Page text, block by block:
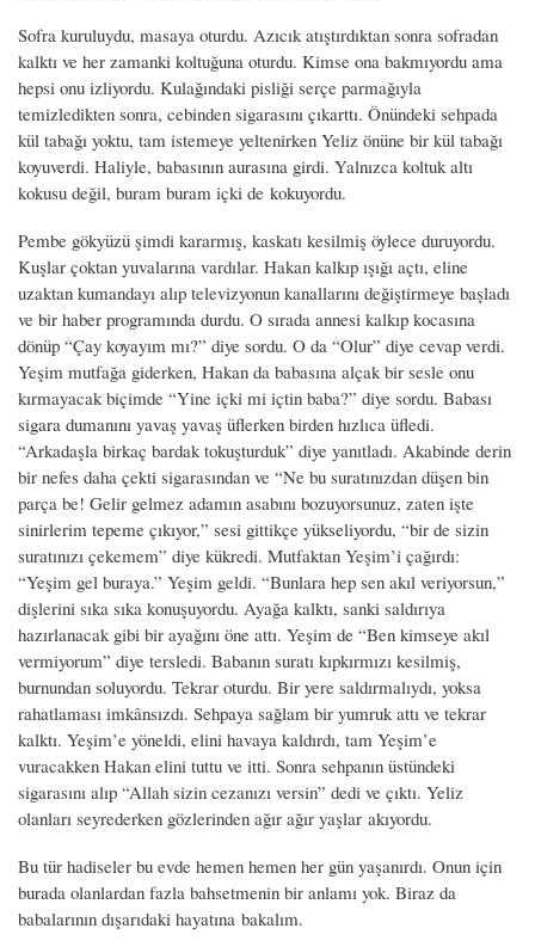
Sofra kuruluydu, masaya oturdu. Azıcık atıştırdıktan sonra sofradan
kalktı ve her zamanki koltuğuna oturdu. Kimse ona bakmıyordu ama
hepsi onu izliyordu. Kulağındaki pisliği serçe parmağıyla
temizledikten sonra, cebinden sigarasını çıkarttı. Önündeki sehpada
kül tabağı yoktu, tam istemeye yeltenirken Yeliz önüne bir kül tabağı
koyuverdi. Haliyle, babasının aurasına girdi. Yalnızca koltuk altı
kokusu değil, buram buram içki de kokuyordu.
Pembe gökyüzü şimdi kararmış, kaskatı kesilmiş öylece duruyordu.
Kuşlar çoktan yuvalarına vardılar. Hakan kalkıp ışığı açtı, eline
uzaktan kumandayı alıp televizyonun kanallarını değiştirmeye başladı
ve bir haber programında durdu. O sırada annesi kalkıp kocasına
dönüp “Çay koyayım mı?” diye sordu. O da “Olur” diye cevap verdi.
Yeşim mutfağa giderken, Hakan da babasına alçak bir sesle onu
kırmayacak biçimde “Yine içki mi içtin baba?” diye sordu. Babası
sigara dumanını yavaş yavaş üflerken birden hızlıca üfledi.
“Arkadaşla birkaç bardak tokuşturduk” diye yanıtladı. Akabinde derin
bir nefes daha çekti sigarasından ve “Ne bu suratınızdan düşen bin
parça be! Gelir gelmez adamın asabını bozuyorsunuz, zaten işte
sinirlerim tepeme çıkıyor,” sesi gittikçe yükseliyordu, “bir de sizin
suratınızı çekemem” diye kükredi. Mutfaktan Yeşim’i çağırdı:
“Yeşim gel buraya.” Yeşim geldi. “Bunlara hep sen akıl veriyorsun,”
dişlerini sıka sıka konuşuyordu. Ayağa kalktı, sanki saldırıya
hazırlanacak gibi bir ayağını öne attı. Yeşim de “Ben kimseye akıl
vermiyorum” diye tersledi. Babanın suratı kıpkırmızı kesilmiş,
burnundan soluyordu. Tekrar oturdu. Bir yere saldırmalıydı, yoksa
rahatlaması imkânsızdı. Sehpaya sağlam bir yumruk attı ve tekrar
kalktı. Yeşim’e yöneldi, elini havaya kaldırdı, tam Yeşim’e
vuracakken Hakan elini tuttu ve itti. Sonra sehpanın üstündeki
sigarasını alıp “Allah sizin cezanızı versin” dedi ve çıktı. Yeliz
olanları seyrederken gözlerinden ağır ağır yaşlar akıyordu.
Bu tür hadiseler bu evde hemen hemen her gün yaşanırdı. Onun için
burada olanlardan fazla bahsetmenin bir anlamı yok. Biraz da
babalarının dışarıdaki hayatına bakalım.